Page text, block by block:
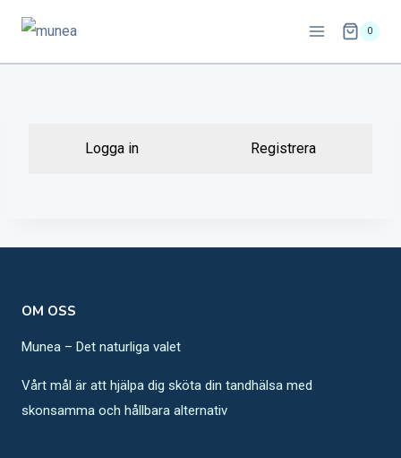
Skip
content
0
Logga in Registrera
OM OSS
Munea – Det naturliga valet
Vårt mål är att hjälpa dig sköta din tandhälsa med
skonsamma och hållbara alternativ